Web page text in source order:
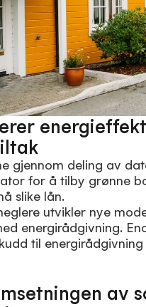
gjennom deling av
for å tilby grønne
slike lån.
utvikler nye
energirådgivning.
til
av